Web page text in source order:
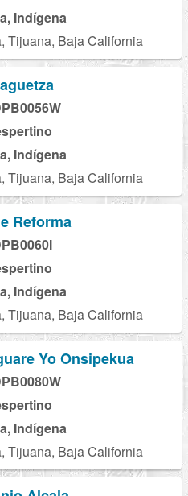
Indígena
Tijuana, Baja California
Indígena
Tijuana, Baja California
Reforma
Indígena
Tijuana, Baja California
Yo Onsipekua
Indígena
Tijuana, Baja California